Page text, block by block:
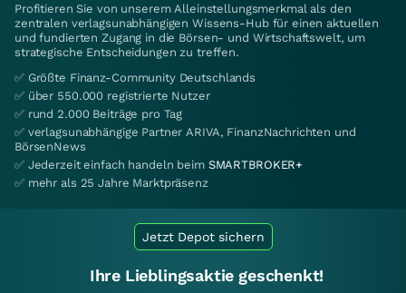
Profitieren Sie von unserem Alleinstellungsmerkmal als den
zentralen verlagsunabhängigen Wissens-Hub für einen aktuellen
und fundierten Zugang in die Börsen- und Wirtschaftswelt, um
strategische Entscheidungen zu treffen.
✅ Größte Finanz-Community Deutschlands
✅ über 550.000 registrierte Nutzer
✅ rund 2.000 Beiträge pro Tag
✅ verlagsunabhängige Partner ARIVA, FinanzNachrichten und
BörsenNews
✅ Jederzeit einfach handeln beim SMARTBROKER+
✅ mehr als 25 Jahre Marktpräsenz
Jetzt Depot sichern
Ihre Lieblingsaktie geschenkt!